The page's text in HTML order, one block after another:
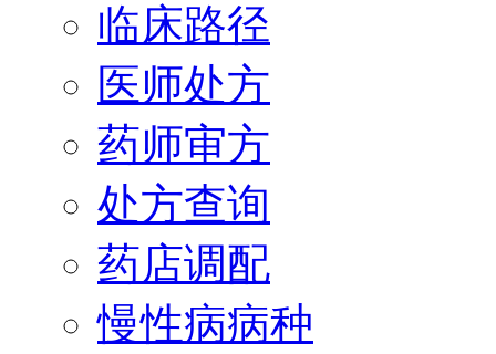
临床路径
医师处方
药师审方
处方查询
药店调配
慢性病病种